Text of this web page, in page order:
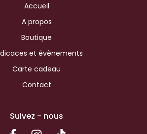
Accueil
A propos
Boutique
et évènements
Carte cadeau
Contact
Suivez - nous